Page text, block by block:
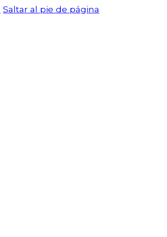
Saltar al pie de página